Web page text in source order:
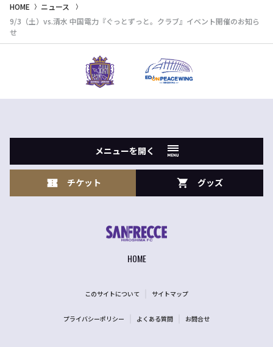
HOME
ニュース
9/3（土）vs.清水 中国電力『ぐっとずっと。クラブ』イベント開催のお知ら
せ
メニューを開く
チケット グッズ
HOME
このサイトについて サイトマップ
プライバシーポリシー よくある質問 お問合せ